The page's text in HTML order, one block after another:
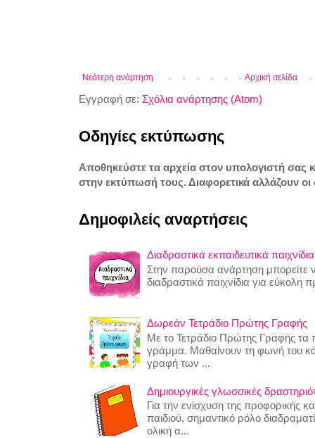
Νεότερη ανάρτηση Αρχική σελίδα
Εγγραφή σε: Σχόλια ανάρτησης (Atom)
Οδηγίες εκτύπωσης
Αποθηκεύστε τα αρχεία στον υπολογιστή σας
στην εκτύπωσή τους. Διαφορετικά αλλάζουν οι
Δημοφιλείς αναρτήσεις
Διαδραστικά εκπαιδευτικά παιχνίδια
Στην παρούσα ανάρτηση μπορείτε
διαδραστικά παιχνίδια για εύκολη
Δωρεάν Τετράδιο Πρώτης Γραφής
Με το Τετράδιο Πρώτης Γραφής τα
γράμμα. Μαθαίνουν τη φωνή του
γραφή των ...
Δημιουργικές γλωσσικές
Για την ενίσχυση της προφορικής
παιδιού, σημαντικό ρόλο
ολική α...